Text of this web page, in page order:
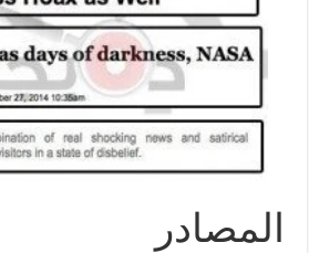
المصادر